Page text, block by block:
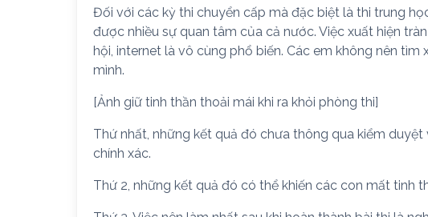
Đối với các kỳ thi chuyển cấp mà đặc biệt là thi trung
được nhiều sự quan tâm của cả nước. Việc xuất hiện
hội, internet là vô cùng phổ biến. Các em không nên
mình.
[Ảnh giữ tinh thần thoải mái khi ra khỏi phòng thi]
Thứ nhất, những kết quả đó chưa thông qua kiểm
chính xác.
Thứ 2, những kết quả đó có thể khiến các con mất tinh